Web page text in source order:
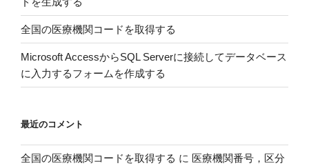
ッ
ロ
ー
ド
す
の
全国の医療機関コードを取得する
Microsoft AccessからSQL Serverに接続してデータベース
に入力するフォームを作成する
最近のコメント
全国の医療機関コードを取得する に 医療機関番号，区分